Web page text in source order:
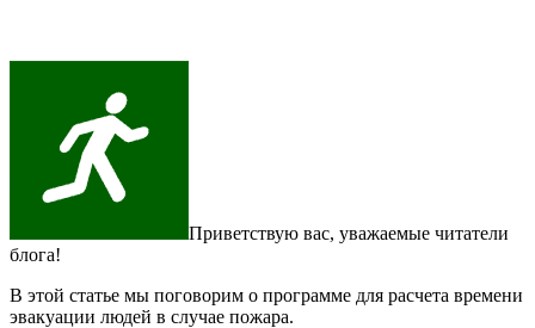
Приветствую вас, уважаемые читатели
блога!
В этой статье мы поговорим о программе для расчета времени
эвакуации людей в случае пожара.